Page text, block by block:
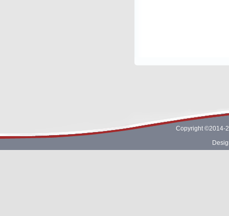
Copyright ©2014-